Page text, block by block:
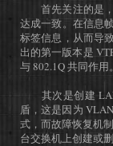
首先关注的是，
达成一致。在信息
标签信息，从而导
出的第一版本是
与 802.1Q 共同作用。
其次是创建
盾，这是因为
式，而故障恢复机
台交换机上创建或